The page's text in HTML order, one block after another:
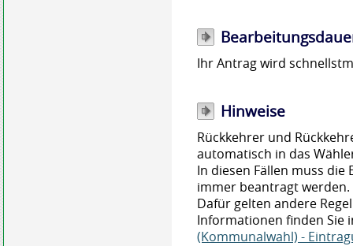
Ihr Antrag wird
Hinweise
Rückkehrer und
automatisch in das
In diesen Fällen muss
immer beantragt werden.
Dafür gelten andere
Informationen finden Sie
(Kommunalwahl) -